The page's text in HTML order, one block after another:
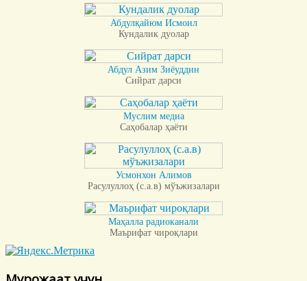
Абдулқайюм Исмоил
Кундалик дуолар
Абдул Азим Зиёуддин
Сийрат дарси
Муслим медиа
Саҳобалар ҳаёти
Усмонхон Алимов
Расулуллоҳ (с.а.в) мўъжизалари
Маҳалла радиоканали
Маърифат чироқлари